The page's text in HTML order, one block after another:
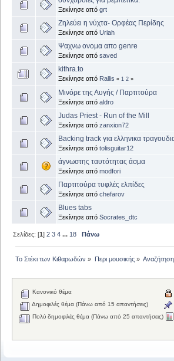
Ξεκίνησε από grt
Ζηλεύει η νύχτα- Ορφέας Περίδης
Ξεκίνησε από Uriah
Ψαχνω ονομα απο genre
Ξεκίνησε από saved
kithra.to
Ξεκίνησε από Rallis « 1 2 »
Μινόρε της Αυγής / Παρτιτούρα
Ξεκίνησε από aldro
Judas Priest - Run of the Mill
Ξεκίνησε από zanxion72
Backing track για ελληνικα
Ξεκίνησε από tolisguitar12
άγνωστης ταυτότητας άσμα
Ξεκίνησε από modfori
Παρτιτούρα τυφλές ελπίδες
Ξεκίνησε από chefarov
Blues tabs
Ξεκίνησε από Socrates_dtc
Σελίδες: [1]2 3 4 ... 18 Πάνω
Το Στέκι των Κιθαρωδών » Περι μουσικής»
Κανονικό θέμα
Δημοφιλές θέμα (Πάνω από 15 απαντήσεις)
Πολύ δημοφιλές θέμα (Πάνω από 25 απαντήσεις)